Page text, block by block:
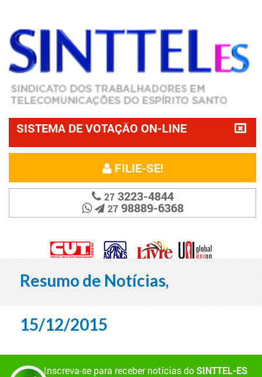
SISTEMA DE VOTAÇÃO ON-LINE
FILIE-SE!
273223-4844
2798889-6368
Resumo de Notícias,
15/12/2015
Inscreva-se para receber notícias doSINTTEL-ES